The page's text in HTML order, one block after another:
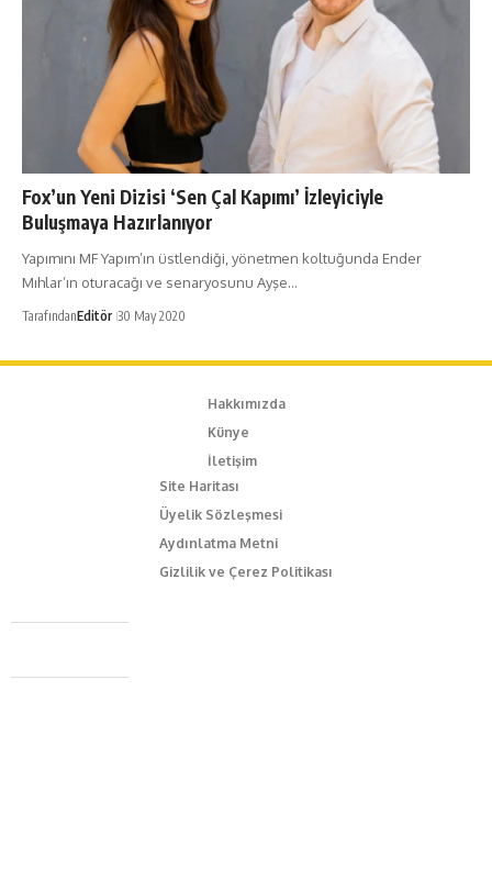
Fox’un Yeni Dizisi ‘Sen Çal Kapımı’ İzleyiciyle
Buluşmaya Hazırlanıyor
Yapımını MF Yapım’ın üstlendiği, yönetmen koltuğunda Ender
Mıhlar’ın oturacağı ve senaryosunu Ayşe…
TarafındanEditör 30 May 2020
Hakkımızda
Künye
İletişim
Site Haritası
Üyelik Sözleşmesi
Aydınlatma Metni
Gizlilik ve Çerez Politikası
Caferağa Mah. Dr. Şakir Paşa Sok. No3/A Kadıköy İstanbul
+90 543 345 46 00